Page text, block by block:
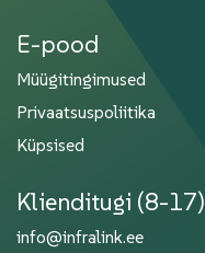
E-pood
Müügitingimused
Privaatsuspoliitika
Küpsised
Klienditugi (8-17)
info@infralink.ee